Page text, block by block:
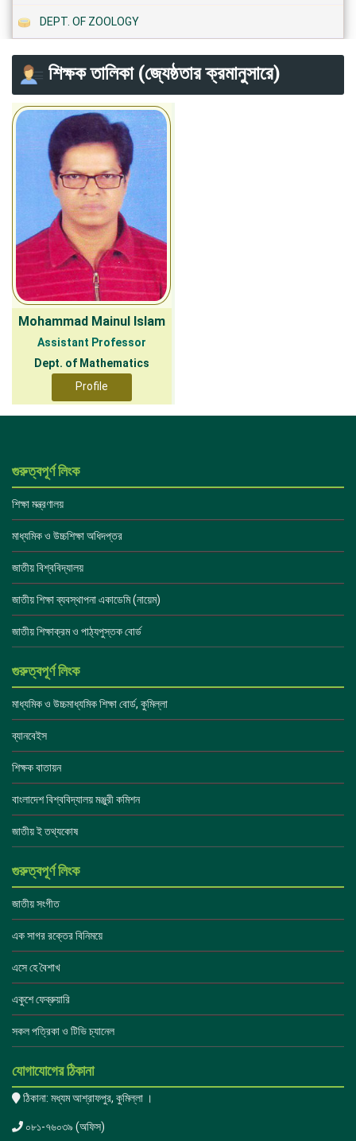
DEPT. OF ZOOLOGY
শিক্ষক তালিকা (জ্যেষ্ঠতার ক্রমানুসারে)
Mohammad Mainul Islam
Assistant Professor
Dept. of Mathematics
Profile
গুরুত্বপূর্ণ লিংক
শিক্ষা মন্ত্রণালয়
মাধ্যমিক ও উচ্চশিক্ষা অধিদপ্তর
জাতীয় বিশ্ববিদ্যালয়
জাতীয় শিক্ষা ব্যবস্থাপনা একাডেমি (নায়েম)
জাতীয় শিক্ষাক্রম ও পাঠ্যপুস্তক বোর্ড
গুরুত্বপূর্ণ লিংক
মাধ্যমিক ও উচ্চমাধ্যমিক শিক্ষা বোর্ড, কুমিল্লা
ব্যানবেইস
শিক্ষক বাতায়ন
বাংলাদেশ বিশ্ববিদ্যালয় মঞ্জুরী কমিশন
জাতীয় ই তথ্যকোষ
গুরুত্বপূর্ণ লিংক
জাতীয় সংগীত
এক সাগর রক্তের বিনিময়ে
এসে হে বৈশাখ
একুশে ফেব্রুয়ারি
সকল পত্রিকা ও টিভি চ্যানেল
যোগাযোগের ঠিকানা
ঠিকানা: মধ্যম আশ্রাফপুর, কুমিল্লা ।
০৮১-৭৬০৩৯ (অফিস)